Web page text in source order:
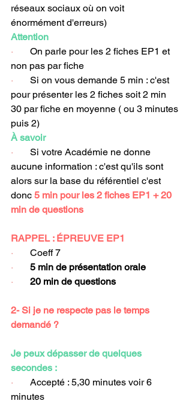
réseaux sociaux où on voit
énormément d'erreurs)
Attention
· On parle pour les 2 fiches EP1 et
non pas par fiche
· Si on vous demande 5 min : c'est
pour présenter les 2 fiches soit 2 min
30 par fiche en moyenne ( ou 3 minutes
puis 2)
À savoir
· Si votre Académie ne donne
aucune information : c'est qu'ils sont
alors sur la base du référentiel c'est
donc 5 min pour les 2 fiches EP1 + 20
min de questions
RAPPEL : ÉPREUVE EP1
· Coeff 7
· 5 min de présentation orale
· 20 min de questions
2- Si je ne respecte pas le temps
demandé ?
Je peux dépasser de quelques
secondes :
· Accepté : 5,30 minutes voir 6
minutes